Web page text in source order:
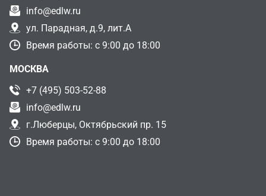
info@edlw.ru
ул. Парадная, д.9, лит.А
Время работы: с 9:00 до 18:00
МОСКВА
+7 (495) 503-52-88
info@edlw.ru
г.Люберцы, Октябрьский пр. 15
Время работы: с 9:00 до 18:00